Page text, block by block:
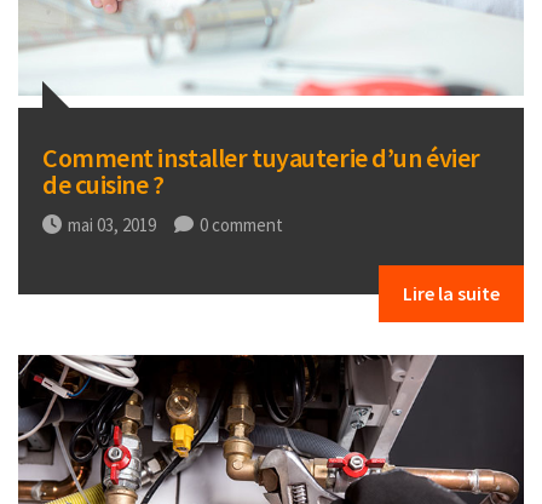
Comment installer tuyauterie d’un évier
de cuisine ?
mai 03, 2019 0 comment
Lire la suite